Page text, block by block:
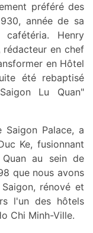
préféré des
année de sa
Henry
rédacteur en chef
en Hôtel
été rebaptisé
Lu Quan"
Saigon Palace, a
Ke, fusionnant
au sein de
que nous avons
rénové et
l'un des hôtels
Chi Minh-Ville.